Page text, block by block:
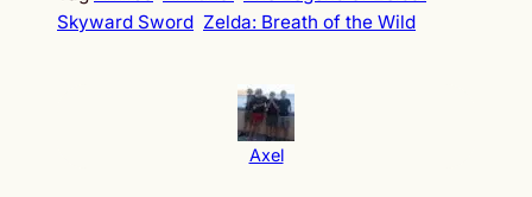
Skyward Sword Zelda: Breath of the Wild
Axel